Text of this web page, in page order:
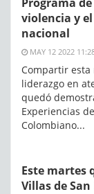
violencia y
nacional
MAY 12 2022
Compartir
liderazgo en
quedó
Experiencias
Colombiano...
Este martes
Villas de San